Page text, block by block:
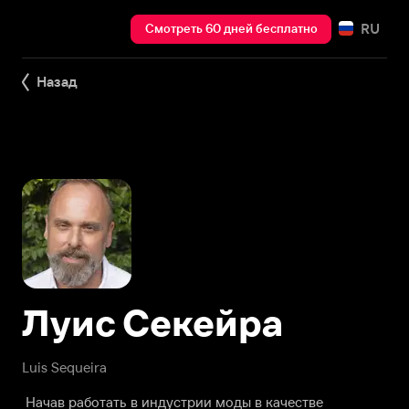
Смотреть 60 дней бесплатно RU
Назад
Luis Sequeira
Луис Секейра
Начав работать в индустрии моды в качестве